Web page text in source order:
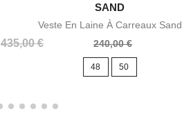
Aperçu rapide
SAND
Veste En Laine À Carreaux Sand
435,00 €
Prix
240,00 €
Prix
48 50